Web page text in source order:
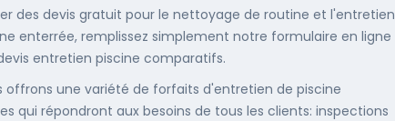
des devis gratuit pour le nettoyage de routine et l'entretien
enterrée, remplissez simplement notre formulaire en ligne
entretien piscine comparatifs.
offrons une variété de forfaits d'entretien de piscine
qui répondront aux besoins de tous les clients: inspections